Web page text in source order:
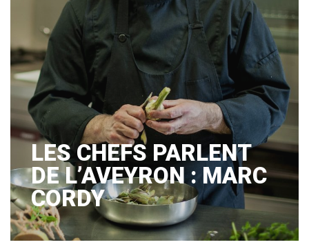
LES CHEFS PARLENT
DE L’AVEYRON : MARC
CORDY